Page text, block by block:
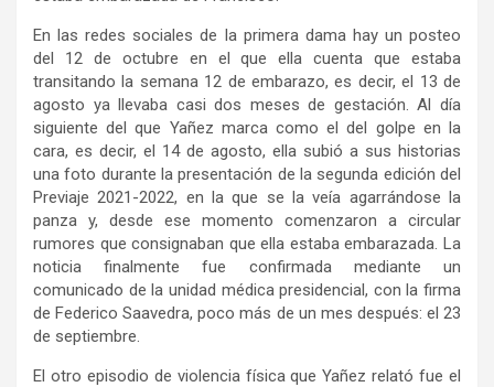
En las redes sociales de la primera dama hay un posteo
del 12 de octubre en el que ella cuenta que estaba
transitando la semana 12 de embarazo, es decir, el 13 de
agosto ya llevaba casi dos meses de gestación. Al día
siguiente del que Yañez marca como el del golpe en la
cara, es decir, el 14 de agosto, ella subió a sus historias
una foto durante la presentación de la segunda edición del
Previaje 2021-2022, en la que se la veía agarrándose la
panza y, desde ese momento comenzaron a circular
rumores que consignaban que ella estaba embarazada. La
noticia finalmente fue confirmada mediante un
comunicado de la unidad médica presidencial, con la firma
de Federico Saavedra, poco más de un mes después: el 23
de septiembre.
El otro episodio de violencia física que Yañez relató fue el